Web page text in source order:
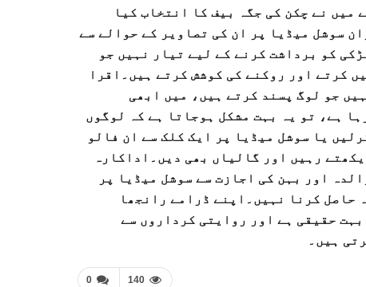
میں نے چکن کی جگہ بیف کا انتخاب کیا
سوشل میڈیا پر ان کی تصاویر کے حوالے سے
کو برداشت کرنے کے لیے تیار نہیں جو
کرتے اور روکنے کی کوشش کرتے ہیں۔اقرا
جو لوگ پسند کرتے ہیں، میں ابھی
ہے، تو یہ بہت مشکل ہوجاتا ہے کہ لوگوں
یا سوشل میڈیا پر ایک کلک سے ان فالو
رہیں اور گالیاں بھی دیں۔اداکارہ
اور بہن کی اجازت سے سوشل میڈیا پر
حاصل کرنا نہیں۔اپنے ڈرامے رانجھا
حقیقی ہے اور روایتی کرداروں سے
ہیں۔
0 140